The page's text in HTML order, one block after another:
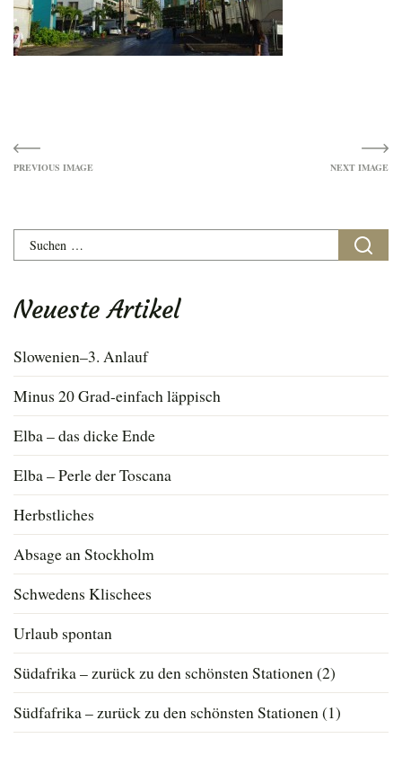
Image
Suchen
nach:
Neueste Artikel
Slowenien–3. Anlauf
Minus 20 Grad-einfach läppisch
Elba – das dicke Ende
Elba – Perle der Toscana
Herbstliches
Absage an Stockholm
Schwedens Klischees
Urlaub spontan
Südafrika – zurück zu den schönsten Stationen (2)
Südfafrika – zurück zu den schönsten Stationen (1)